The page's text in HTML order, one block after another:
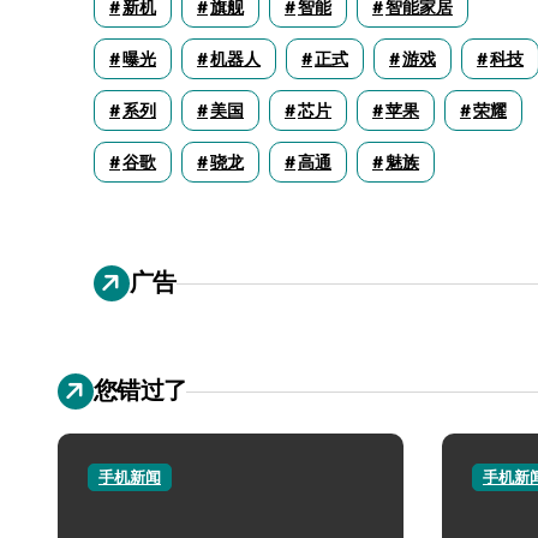
新机 旗舰 智能 智能家居
曝光 机器人 正式 游戏 科技
系列 美国 芯片 苹果 荣耀
谷歌 骁龙 高通 魅族
广告
您错过了
手机新闻 手机新